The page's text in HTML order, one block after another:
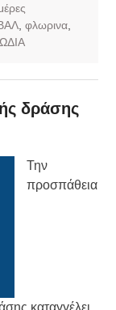
, φλωρινα,
δράσης
Την
προσπάθεια
καταγγέλει